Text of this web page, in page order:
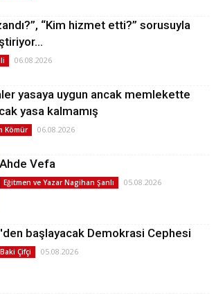
“Kim hizmet etti?” sorusuyla
06.08.2026
yasaya uygun ancak memlekette
yasa kalmamış
Kömür 06.08.2026
Ahde Vefa
Eğitmen ve Yazar Nagihan Şanlı 05.08.2026
başlayacak Demokrasi Cephesi
Çifçi 05.08.2026